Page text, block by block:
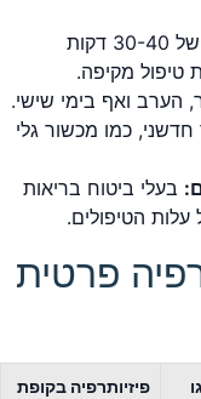
פגישות של 30-40 דקות
טיפול מקיפה.
הערב ואף בימי שישי.
חדשני, כמו מכשור גלי
בעלי ביטוח בריאות
הטיפולים.
פרטית
פיזיותרפיה בקופת